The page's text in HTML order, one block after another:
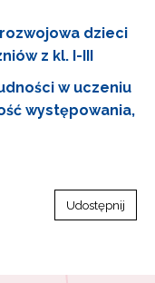
dzieci
z kl. I-III
w uczeniu
występowania,
Udostępnij